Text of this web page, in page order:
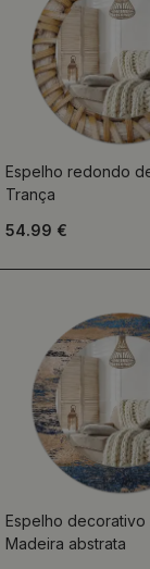
Espelho redondo
Trança
54.99 €
Espelho
Madeira abstrata